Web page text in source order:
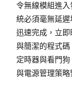
令無線模組進
統必須毫無延
迅速完成，立
與簡潔的程式
定時器與看門
與電源管理策略